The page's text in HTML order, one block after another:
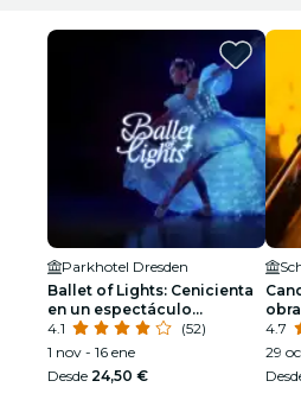
Parkhotel Dresden
Ballet of Lights: Cenicienta
en un espectáculo
deslumbrante
4.1
(52)
1 nov - 16 ene
Desde 24,50 €
4.7
29